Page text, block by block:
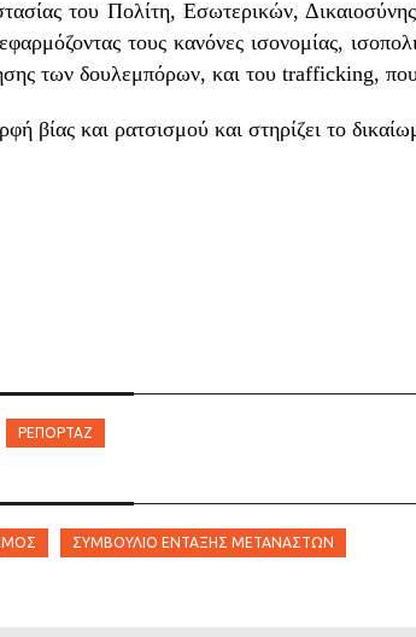
του Πολίτη, Εσωτερικών,
τους κανόνες ισονομίας,
των δουλεμπόρων, και του trafficking, που
βίας και ρατσισμού και στηρίζει το
ΡΕΠΟΡΤΆΖ
ΣΥΜΒΟΎΛΙΟ ΈΝΤΑΞΗΣ ΜΕΤΑΝΑΣΤΏΝ